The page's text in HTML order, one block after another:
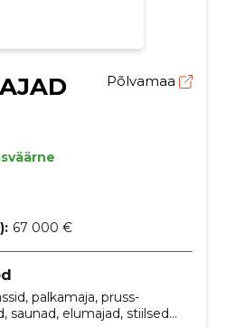
Põlvamaa
67 000 €
palkamaja, pruss-
saunad, elumajad, stiilsed